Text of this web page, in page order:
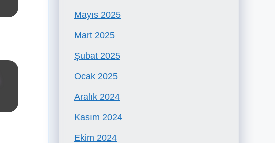
Mayıs 2025
Mart 2025
Şubat 2025
Ocak 2025
Aralık 2024
Kasım 2024
Ekim 2024